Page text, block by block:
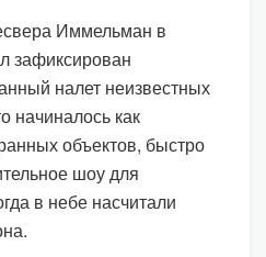
Иммельман в
зафиксирован
налет неизвестных
начиналось как
объектов, быстро
шоу для
в небе насчитали